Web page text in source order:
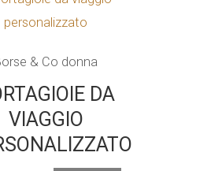
59.90€.40.00€.
& Co donna
DA
VIAGGIO